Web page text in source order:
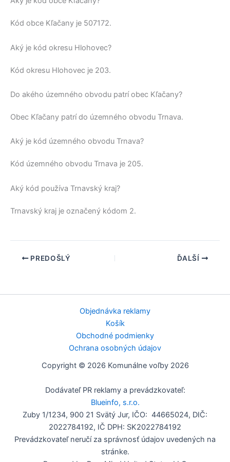
Kód obce Kľačany je 507172.
Aký je kód okresu Hlohovec?
Kód okresu Hlohovec je 203.
Do akého územného obvodu patrí obec Kľačany?
Obec Kľačany patrí do územného obvodu Trnava.
Aký je kód územného obvodu Trnava?
Kód územného obvodu Trnava je 205.
Aký kód používa Trnavský kraj?
Trnavský kraj je označený kódom 2.
PREDOŠLÝ ĎALŠÍ
Objednávka reklamy
Košík
Obchodné podmienky
Ochrana osobných údajov
Copyright © 2026 Komunálne voľby 2026
Dodávateľ PR reklamy a prevádzkovateľ:
Blueinfo, s.r.o.
Zuby 1/1234, 900 21 Svätý Jur, IČO: 44665024, DIČ:
2022784192, IČ DPH: SK2022784192
Prevádzkovateľ neručí za správnosť údajov uvedených na
stránke.